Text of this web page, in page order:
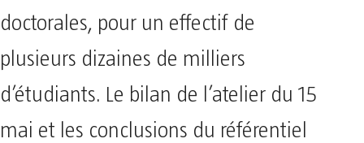
doctorales, pour un effectif de
plusieurs dizaines de milliers
d’étudiants. Le bilan de l’atelier du 15
mai et les conclusions du référentiel